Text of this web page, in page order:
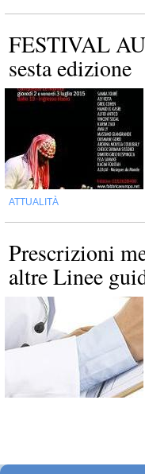
FESTIVAL
sesta edizione
ATTUALITÀ
Prescrizioni
altre Linee